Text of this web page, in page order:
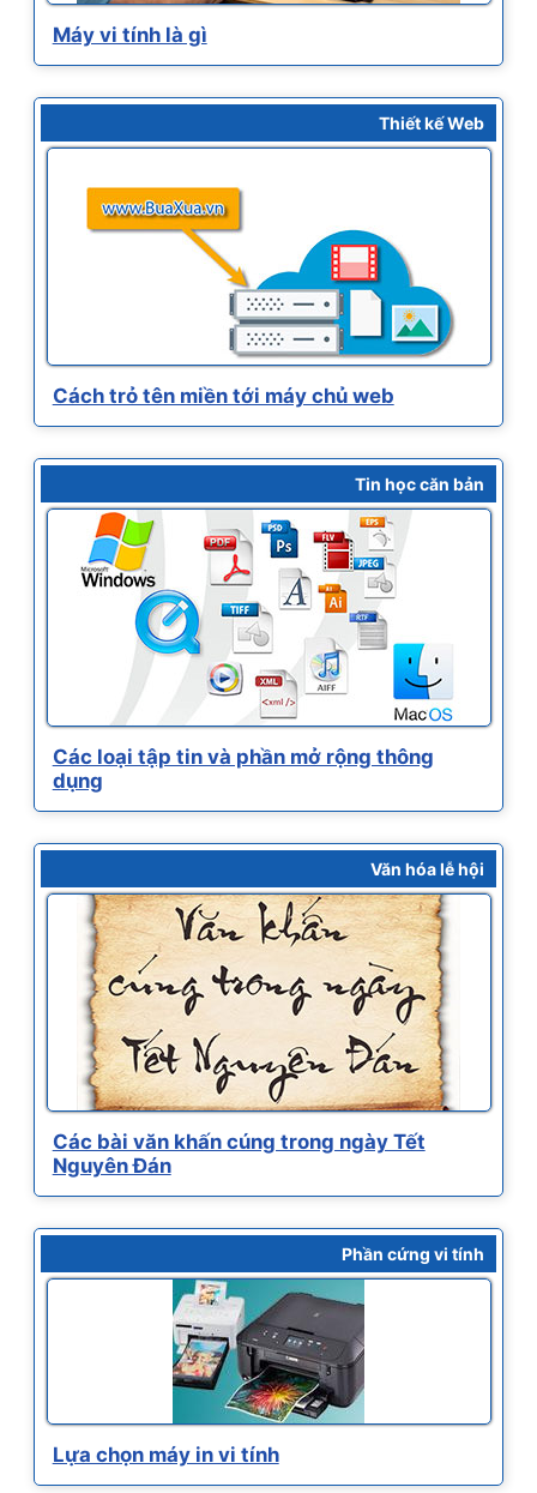
Máy vi tính là gì
Thiết kế Web
Cách trỏ tên miền tới máy chủ web
Tin học căn bản
Các loại tập tin và phần mở rộng thông
dụng
Văn hóa lễ hội
Các bài văn khấn cúng trong ngày Tết
Nguyên Đán
Phần cứng vi tính
Lựa chọn máy in vi tính